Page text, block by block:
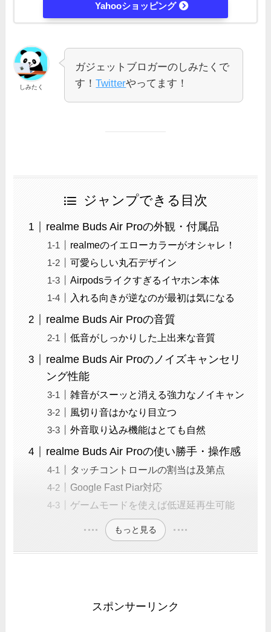
Yahooショッピング
しみたく
ガジェットブロガーのしみたくで
す！Twitterやってます！
ジャンプできる目次
realme Buds Air Proの外観・付属品
realmeのイエローカラーがオシャレ！
可愛らしい丸石デザイン
Airpodsライクすぎるイヤホン本体
入れる向きが逆なのが最初は気になる
realme Buds Air Proの音質
低音がしっかりした上出来な音質
realme Buds Air Proのノイズキャンセリ
ング性能
雑音がスーッと消える強力なノイキャン
風切り音はかなり目立つ
外音取り込み機能はとても自然
realme Buds Air Proの使い勝手・操作感
タッチコントロールの割当は及第点
Google Fast Piar対応
ゲームモードを使えば低遅延再生可能
もっと見る
スポンサーリンク